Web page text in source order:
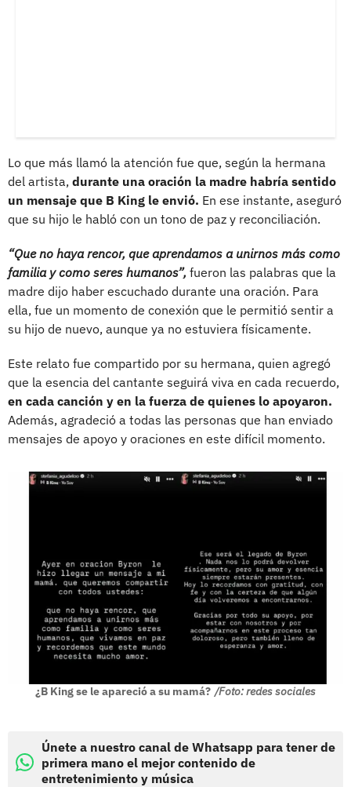
Lo que más llamó la atención fue que, según la hermana
del artista, durante una oración la madre habría sentido
un mensaje que B King le envió. En ese instante, aseguró
que su hijo le habló con un tono de paz y reconciliación.
“Que no haya rencor, que aprendamos a unirnos más como
familia y como seres humanos”, fueron las palabras que la
madre dijo haber escuchado durante una oración. Para
ella, fue un momento de conexión que le permitió sentir a
su hijo de nuevo, aunque ya no estuviera físicamente.
Este relato fue compartido por su hermana, quien agregó
que la esencia del cantante seguirá viva en cada recuerdo,
en cada canción y en la fuerza de quienes lo apoyaron.
Además, agradeció a todas las personas que han enviado
mensajes de apoyo y oraciones en este difícil momento.
¿B King se le apareció a su mamá? /Foto: redes sociales
Únete a nuestro canal de Whatsapp para tener de
primera mano el mejor contenido de
entretenimiento y música